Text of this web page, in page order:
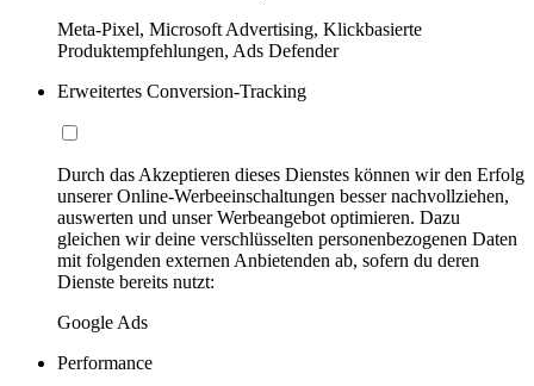
Meta-Pixel, Microsoft Advertising, Klickbasierte
Produktempfehlungen, Ads Defender
Erweitertes Conversion-Tracking
Durch das Akzeptieren dieses Dienstes können wir den Erfolg
unserer Online-Werbeeinschaltungen besser nachvollziehen,
auswerten und unser Werbeangebot optimieren. Dazu
gleichen wir deine verschlüsselten personenbezogenen Daten
mit folgenden externen Anbietenden ab, sofern du deren
Dienste bereits nutzt:
Google Ads
Performance